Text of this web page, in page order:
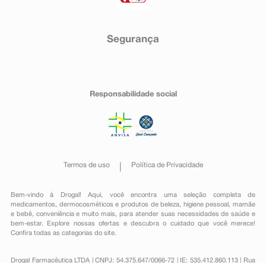
Segurança
Responsabilidade social
Termos de uso Política de Privacidade
Bem-vindo à Drogal! Aqui, você encontra uma seleção completa de
medicamentos , dermocosméticos e produtos de beleza, higiene pessoal ,mamãe
e bebê, conveniênciae muito mais, para atender suas necessidades de saúde e
bem-estar. Explore nossas ofertas e descubra o cuidado que você merece!
Confira todas as categorias do site.
Drogal Farmacêutica LTDA | CNPJ: 54.375.647/0066-72 | IE: 535.412.860.113 | Rua